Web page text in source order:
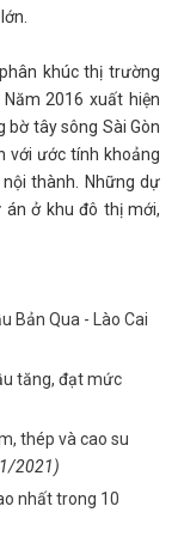
khúc thị trường
2016 xuất hiện
tây sông Sài Gòn
với ước tính khoảng
thành. Những dự
ở khu đô thị mới,
Bản Qua - Lào Cai
tăng, đạt mức
thép và cao su
2021)
nhất trong 10